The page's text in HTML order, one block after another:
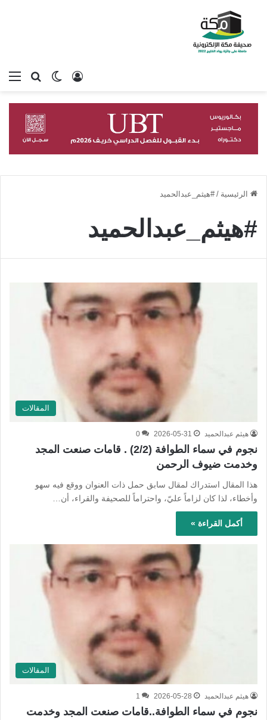
بحثالوضع
تسجيل الدخول
الرئيسية / #هيثم_عبدالحميد
#هيثم_عبدالحميد
المقالات
هيثم عبدالحميد 2026-05-31
0
نجوم في سماء الطوافة (2/2) . قامات صنعت المجد
وخدمت ضيوف الرحمن
هذا المقال استدراك لمقال سابق حمل ذات العنوان ووقع فيه سهو
وأخطاء، لذا كان لزاماً عليّ، واحتراماً للصحيفة والقراء، أن…
أكمل القراءة »
المقالات
هيثم عبدالحميد 2026-05-28
1
نجوم في سماء الطوافة..قامات صنعت المجد وخدمت